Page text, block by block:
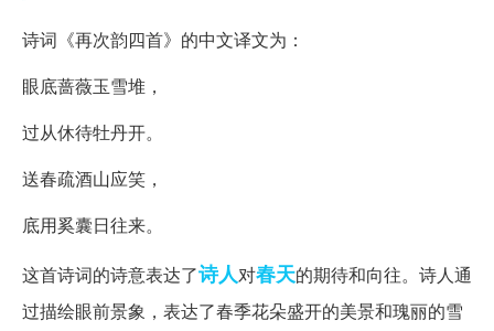
诗词《再次韵四首》的中文译文为：
眼底蔷薇玉雪堆，
过从休待牡丹开。
送春疏酒山应笑，
底用奚囊日往来。
这首诗词的诗意表达了诗人对春天的期待和向往。诗人通
过描绘眼前景象，表达了春季花朵盛开的美景和瑰丽的雪